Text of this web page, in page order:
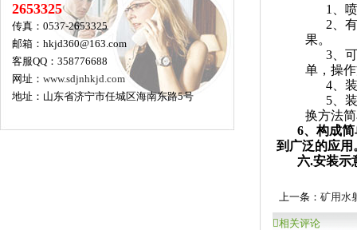
2653325
传真：0537-2653325
邮箱：hkjd360@163.com
客服QQ：358776688
网址： www.sdjnhkjd.com
地址：山东省济宁市任城区海南东路5号
1
、
2 、
果。
3、
单，操
4、
5、
换方法
6、构成
到广泛的应用
六.安装示
上一条： 矿用水
相关评论